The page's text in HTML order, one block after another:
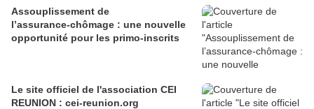
Assouplissement de
l’assurance‑chômage : une nouvelle
opportunité pour les primo‑inscrits
Le site officiel de l'association CEI
REUNION : cei-reunion.org